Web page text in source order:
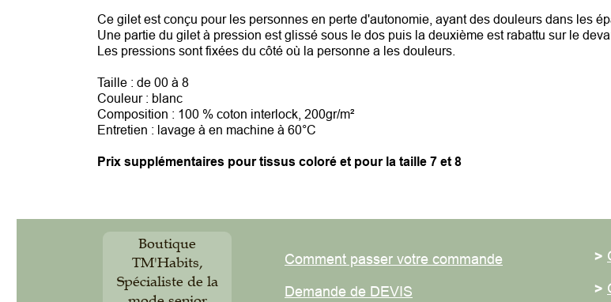
Comment passer votre commande
Demande de DEVIS
Boutique
TM'Habits,
Spécialiste de la
Ce gilet est conçu pour les personnes en perte d'autonomie, ayant des douleurs dans les
Une partie du gilet à pression est glissé sous le dos puis la deuxième est rabattu sur le
Les pressions sont fixées du côté où la personne a les douleurs.
Taille : de 00 à 8
Couleur : blanc
Composition : 100 % coton interlock, 200gr/m²
Entretien : lavage à en machine à 60°C
Prix supplémentaires pour tissus coloré et pour la taille 7 et 8